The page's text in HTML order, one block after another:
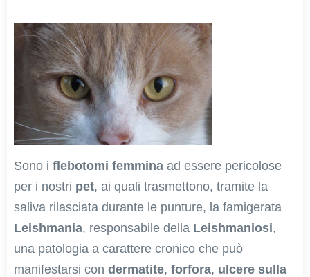
Sono i flebotomi femmina ad essere pericolose
per i nostri pet, ai quali trasmettono, tramite la
saliva rilasciata durante le punture, la famigerata
Leishmania, responsabile della Leishmaniosi,
una patologia a carattere cronico che può
manifestarsi con dermatite, forfora, ulcere sulla